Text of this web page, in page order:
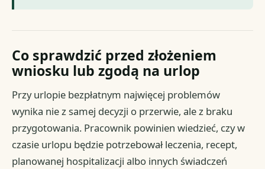
Co sprawdzić przed złożeniem
wniosku lub zgodą na urlop
Przy urlopie bezpłatnym najwięcej problemów
wynika nie z samej decyzji o przerwie, ale z braku
przygotowania. Pracownik powinien wiedzieć, czy w
czasie urlopu będzie potrzebował leczenia, recept,
planowanej hospitalizacji albo innych świadczeń